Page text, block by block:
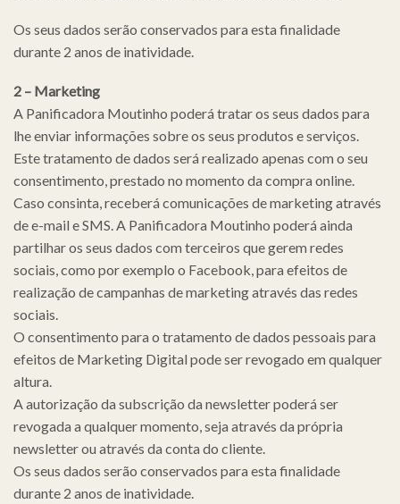
Os seus dados serão conservados para esta finalidade
durante 2 anos de inatividade.
2 – Marketing
A Panificadora Moutinho poderá tratar os seus dados para
lhe enviar informações sobre os seus produtos e serviços.
Este tratamento de dados será realizado apenas com o seu
consentimento, prestado no momento da compra online.
Caso consinta, receberá comunicações de marketing através
de e-mail e SMS. A Panificadora Moutinho poderá ainda
partilhar os seus dados com terceiros que gerem redes
sociais, como por exemplo o Facebook, para efeitos de
realização de campanhas de marketing através das redes
sociais.
O consentimento para o tratamento de dados pessoais para
efeitos de Marketing Digital pode ser revogado em qualquer
altura.
A autorização da subscrição da newsletter poderá ser
revogada a qualquer momento, seja através da própria
newsletter ou através da conta do cliente.
Os seus dados serão conservados para esta finalidade
durante 2 anos de inatividade.